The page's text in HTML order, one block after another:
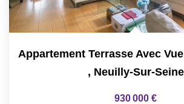
, Neuilly-Sur-Seine
930 000 €